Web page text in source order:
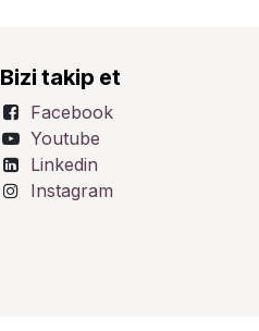
Bizi takip et
Facebook
Youtube
Linkedin
Instagram